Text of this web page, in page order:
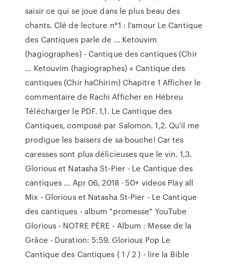
saisir ce qui se joue dans le plus beau des
chants. Clé de lecture n°1 : l’amour Le Cantique
des Cantiques parle de … Ketouvim
(hagiographes) - Cantique des cantiques (Chir
... Ketouvim (hagiographes) » Cantique des
cantiques (Chir haChirim) Chapitre 1 Afficher le
commentaire de Rachi Afficher en Hébreu
Télécharger le PDF. 1,1. Le Cantique des
Cantiques, composé par Salomon. 1,2. Qu'il me
prodigue les baisers de sa bouche! Car tes
caresses sont plus délicieuses que le vin. 1,3.
Glorious et Natasha St-Pier - Le Cantique des
cantiques ... Apr 06, 2018 · 50+ videos Play all
Mix - Glorious et Natasha St-Pier - Le Cantique
des cantiques - album "promesse" YouTube
Glorious - NOTRE PÈRE - Album : Messe de la
Grâce - Duration: 5:59. Glorious Pop Le
Cantique des Cantiques ( 1 / 2 ) - lire la Bible